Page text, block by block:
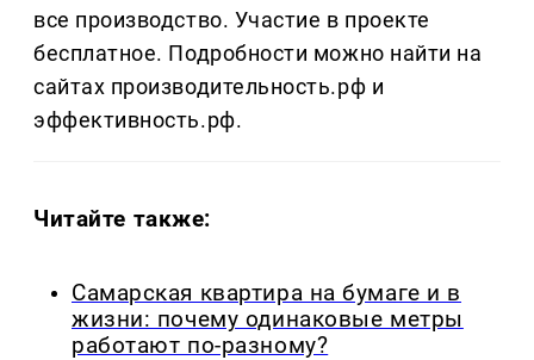
все производство. Участие в проекте
бесплатное. Подробности можно найти на
сайтах производительность.рф и
эффективность.рф.
Читайте также:
Самарская квартира на бумаге и в
жизни: почему одинаковые метры
работают по-разному?